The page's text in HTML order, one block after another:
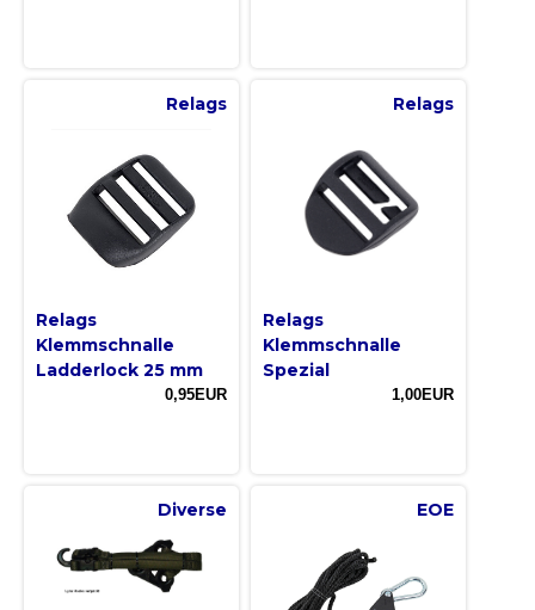
Relags
Relags
Klemmschnalle
Ladderlock 25 mm
0,95EUR
Relags
Relags
Klemmschnalle
Spezial
1,00EUR
Diverse EOE